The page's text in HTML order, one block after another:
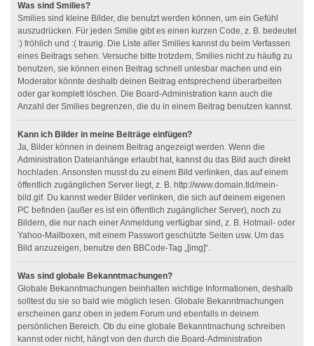
Was sind Smilies?
Smilies sind kleine Bilder, die benutzt werden können, um ein Gefühl
auszudrücken. Für jeden Smilie gibt es einen kurzen Code, z. B. bedeutet
:) fröhlich und :( traurig. Die Liste aller Smilies kannst du beim Verfassen
eines Beitrags sehen. Versuche bitte trotzdem, Smilies nicht zu häufig zu
benutzen, sie können einen Beitrag schnell unlesbar machen und ein
Moderator könnte deshalb deinen Beitrag entsprechend überarbeiten
oder gar komplett löschen. Die Board-Administration kann auch die
Anzahl der Smilies begrenzen, die du in einem Beitrag benutzen kannst.
Kann ich Bilder in meine Beiträge einfügen?
Ja, Bilder können in deinem Beitrag angezeigt werden. Wenn die
Administration Dateianhänge erlaubt hat, kannst du das Bild auch direkt
hochladen. Ansonsten musst du zu einem Bild verlinken, das auf einem
öffentlich zugänglichen Server liegt, z. B. http://www.domain.tld/mein-
bild.gif. Du kannst weder Bilder verlinken, die sich auf deinem eigenen
PC befinden (außer es ist ein öffentlich zugänglicher Server), noch zu
Bildern, die nur nach einer Anmeldung verfügbar sind, z. B. Hotmail- oder
Yahoo-Mailboxen, mit einem Passwort geschützte Seiten usw. Um das
Bild anzuzeigen, benutze den BBCode-Tag „[img]“.
Was sind globale Bekanntmachungen?
Globale Bekanntmachungen beinhalten wichtige Informationen, deshalb
solltest du sie so bald wie möglich lesen. Globale Bekanntmachungen
erscheinen ganz oben in jedem Forum und ebenfalls in deinem
persönlichen Bereich. Ob du eine globale Bekanntmachung schreiben
kannst oder nicht, hängt von den durch die Board-Administration